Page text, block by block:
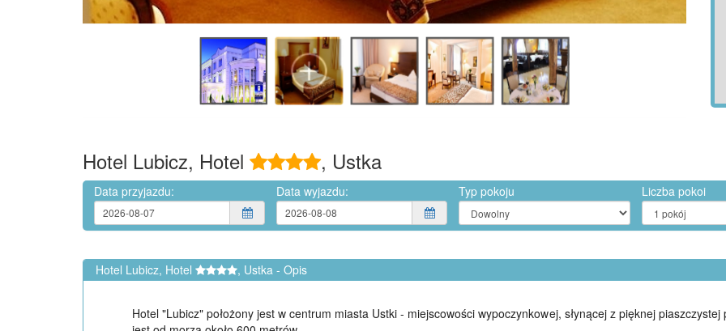
Hotel Lubicz, Hotel , Ustka
Data przyjazdu: Data wyjazdu: Typ pokoju Liczba pokoi
Hotel Lubicz, Hotel , Ustka - Opis
Hotel "Lubicz" położony jest w centrum miasta Ustki - miejscowości wypoczynkowej, słynącej z pięknej